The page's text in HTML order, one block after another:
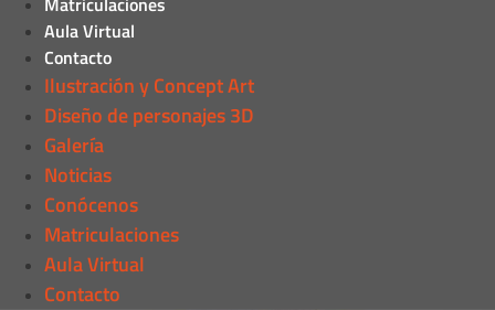
Aula Virtual
Contacto
Ilustración y Concept Art
Diseño de personajes 3D
Galería
Noticias
Conócenos
Matriculaciones
Aula Virtual
Contacto